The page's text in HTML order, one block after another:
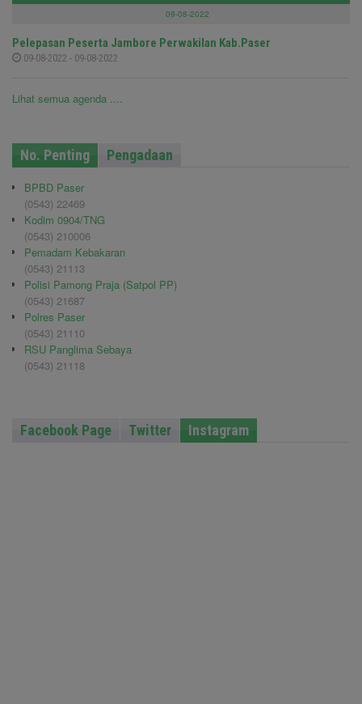
09-08-2022
Pelepasan Peserta Jambore Perwakilan Kab.Paser
09-08-2022 - 09-08-2022
Lihat semua agenda ....
No. Penting Pengadaan
BPBD Paser
(0543) 22469
Kodim 0904/TNG
(0543) 210006
Pemadam Kebakaran
(0543) 21113
Polisi Pamong Praja (Satpol PP)
(0543) 21687
Polres Paser
(0543) 21110
RSU Panglima Sebaya
(0543) 21118
Facebook Page Twitter Instagram